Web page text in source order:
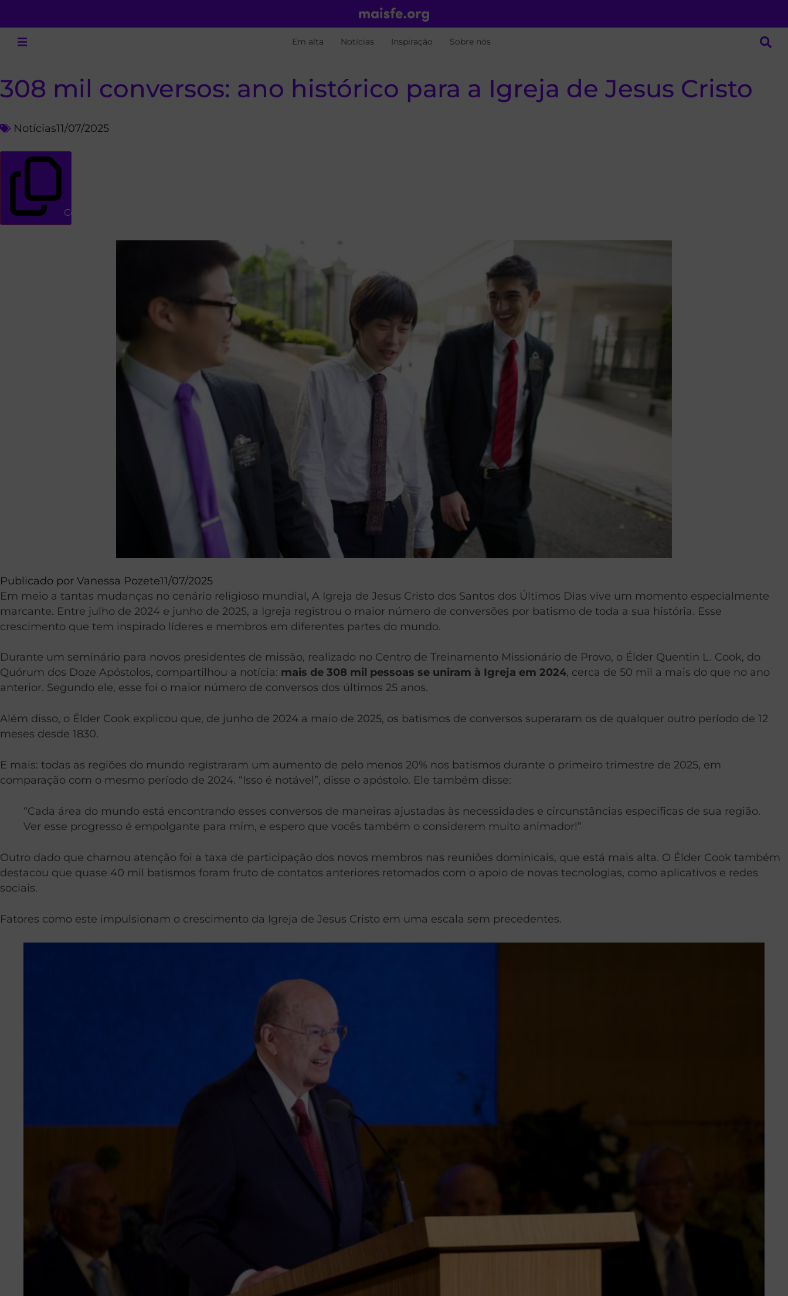
Em alta Notícias Inspiração Sobre nós
308 mil conversos: ano histórico para a Igreja de Jesus Cristo
Notícias11/07/2025
Copiar link
Publicado por Vanessa Pozete11/07/2025
Em meio a tantas mudanças no cenário religioso mundial, A Igreja de Jesus Cristo dos Santos dos Últimos Dias vive um momento especialmente
marcante. Entre julho de 2024 e junho de 2025, a Igreja registrou o maior número de conversões por batismo de toda a sua história. Esse
crescimento que tem inspirado líderes e membros em diferentes partes do mundo.
Durante um seminário para novos presidentes de missão, realizado no Centro de Treinamento Missionário de Provo, o Élder Quentin L. Cook, do
Quórum dos Doze Apóstolos, compartilhou a notícia: mais de 308 mil pessoas se uniram à Igreja em 2024, cerca de 50 mil a mais do que no ano
anterior. Segundo ele, esse foi o maior número de conversos dos últimos 25 anos.
Além disso, o Élder Cook explicou que, de junho de 2024 a maio de 2025, os batismos de conversos superaram os de qualquer outro período de 12
meses desde 1830.
E mais: todas as regiões do mundo registraram um aumento de pelo menos 20% nos batismos durante o primeiro trimestre de 2025, em
comparação com o mesmo período de 2024. “Isso é notável”, disse o apóstolo. Ele também disse:
“Cada área do mundo está encontrando esses conversos de maneiras ajustadas às necessidades e circunstâncias específicas de sua região.
Ver esse progresso é empolgante para mim, e espero que vocês também o considerem muito animador!”
Outro dado que chamou atenção foi a taxa de participação dos novos membros nas reuniões dominicais, que está mais alta. O Élder Cook também
destacou que quase 40 mil batismos foram fruto de contatos anteriores retomados com o apoio de novas tecnologias, como aplicativos e redes
sociais.
Fatores como este impulsionam o crescimento da Igreja de Jesus Cristo em uma escala sem precedentes.